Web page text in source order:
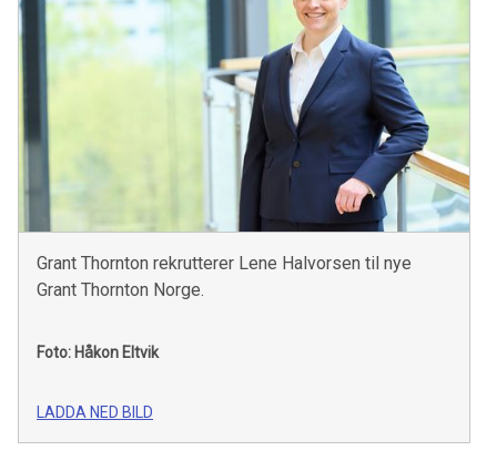
Grant Thornton rekrutterer Lene Halvorsen til nye
Grant Thornton Norge.
Foto: Håkon Eltvik
LADDA NED BILD